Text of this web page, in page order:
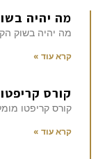
מה יהיה בשוק
מה יהיה בשוק
קרא עוד »
קורס
קורס קריפטו
קרא עוד »